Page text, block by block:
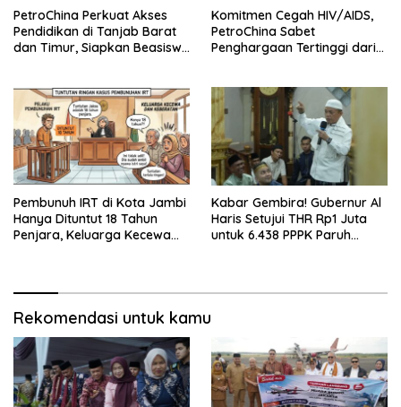
PetroChina Perkuat Akses
Pendidikan di Tanjab Barat
dan Timur, Siapkan Beasiswa
Komitmen Cegah HIV/AIDS,
PetroChina Sabet
Penghargaan Tertinggi dari
Pembunuh IRT di Kota Jambi
Hanya Dituntut 18 Tahun
Penjara, Keluarga Kecewa
Kabar Gembira! Gubernur Al
Haris Setujui THR Rp1 Juta
untuk 6.438 PPPK Paruh
Rekomendasi untuk kamu